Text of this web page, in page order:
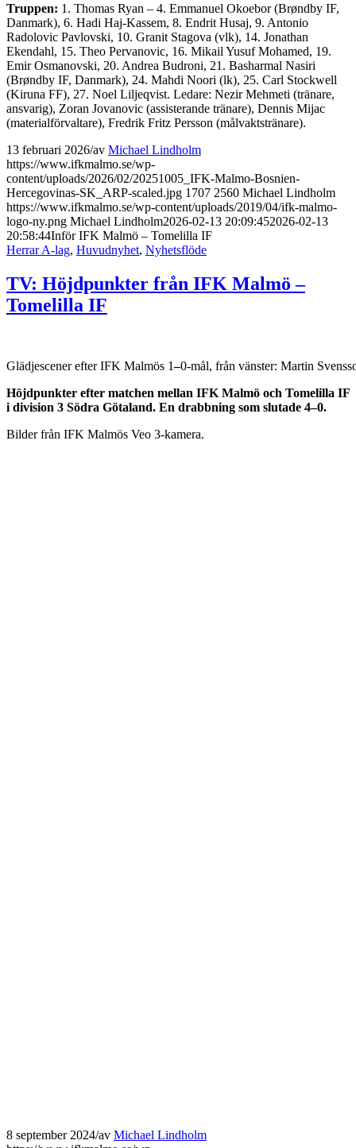
Truppen: 1. Thomas Ryan – 4. Emmanuel Okoebor (Brøndby IF,
Danmark), 6. Hadi Haj-Kassem, 8. Endrit Husaj, 9. Antonio
Radolovic Pavlovski, 10. Granit Stagova (vlk), 14. Jonathan
Ekendahl, 15. Theo Pervanovic, 16. Mikail Yusuf Mohamed, 19.
Emir Osmanovski, 20. Andrea Budroni, 21. Basharmal Nasiri
(Brøndby IF, Danmark), 24. Mahdi Noori (lk), 25. Carl Stockwell
(Kiruna FF), 27. Noel Liljeqvist. Ledare: Nezir Mehmeti (tränare,
ansvarig), Zoran Jovanovic (assisterande tränare), Dennis Mijac
(materialförvaltare), Fredrik Fritz Persson (målvaktstränare).
13 februari 2026/av Michael Lindholm
https://www.ifkmalmo.se/wp-
content/uploads/2026/02/20251005_IFK-Malmo-Bosnien-
Hercegovinas-SK_ARP-scaled.jpg 1707 2560 Michael Lindholm
https://www.ifkmalmo.se/wp-content/uploads/2019/04/ifk-malmo-
logo-ny.png Michael Lindholm2026-02-13 20:09:452026-02-13
20:58:44Inför IFK Malmö – Tomelilla IF
Herrar A-lag, Huvudnyhet, Nyhetsflöde
TV: Höjdpunkter från IFK Malmö –
Tomelilla IF
Glädjescener efter IFK Malmös 1–0-mål, från vänster: Martin
Höjdpunkter efter matchen mellan IFK Malmö och Tomelilla IF
i division 3 Södra Götaland. En drabbning som slutade 4–0.
Bilder från IFK Malmös Veo 3-kamera.
8 september 2024/av Michael Lindholm